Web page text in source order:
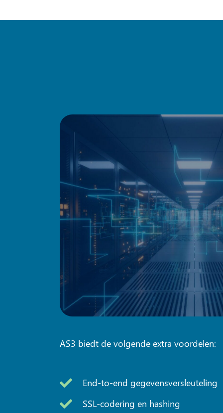
AS3 biedt de volgende extra voordelen:
End-to-end gegevensversleuteling
SSL-codering en hashing